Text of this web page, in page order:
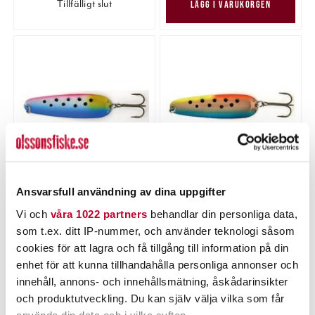
Ansvarsfull användning av dina uppgifter
Vi och våra 1022 partners behandlar din personliga data,
som t.ex. ditt IP-nummer, och använder teknologi såsom
cookies för att lagra och få tillgång till information på din
enhet för att kunna tillhandahålla personliga annonser och
innehåll, annons- och innehållsmätning, åskådarinsikter
och produktutveckling. Du kan själv välja vilka som får
Tillfälligt slut LÄGG I VARUKORGEN
LÄGG I VARUKORGEN LÄGG I VARUKORGEN